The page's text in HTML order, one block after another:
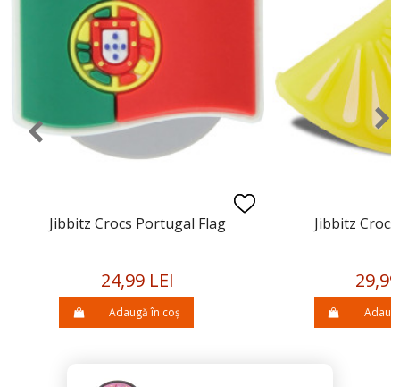
Jibbitz Crocs Portugal Flag
24,99 LEI
Adaugă în coș
Jibbitz